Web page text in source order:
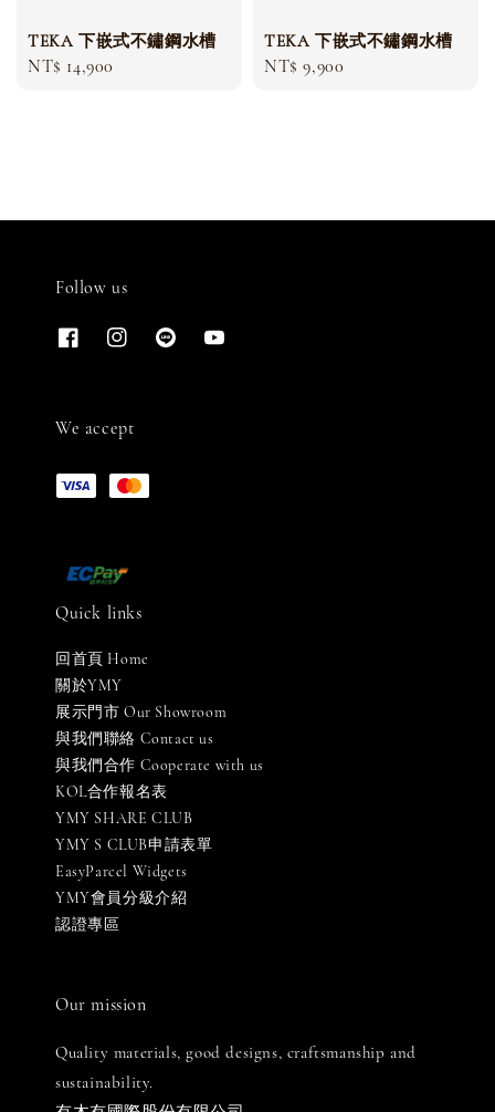
TEKA 下嵌式不鏽鋼水槽
Regular
NT$ 14,900
TEKA 下嵌式不鏽鋼水槽
Regular
NT$ 9,900
Follow us
We accept
Quick links
回首頁 Home
關於YMY
展示門市 Our Showroom
與我們聯絡 Contact us
與我們合作 Cooperate with us
KOL合作報名表
YMY SHARE CLUB
YMY S CLUB申請表單
EasyParcel Widgets
YMY會員分級介紹
認證專區
Our mission
Quality materials, good designs, craftsmanship and
sustainability.